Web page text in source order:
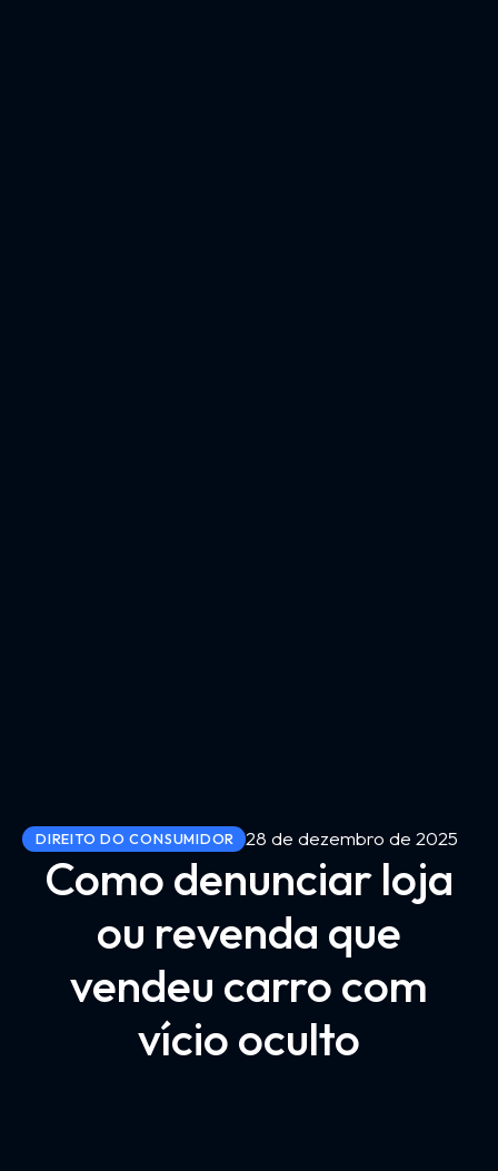
DIREITO DO CONSUMIDOR 28 de dezembro de 2025
Como denunciar loja
ou revenda que
vendeu carro com
vício oculto